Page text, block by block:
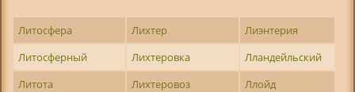
Литосфера Лихтер
Лиэнтерия
Литосферный
Лихтеровка
Лландейльский
Литота
Лихтеровоз
Ллойд